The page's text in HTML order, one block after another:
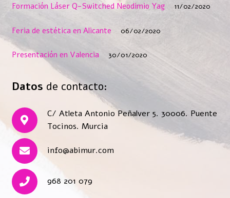
Formación Láser Q-Switched Neodimio Yag 11/02/2020
Feria de estética en Alicante 06/02/2020
Presentación en Valencia 30/01/2020
Datos de contacto:
C/ Atleta Antonio Peñalver 5. 30006. Puente
Tocinos. Murcia
info@abimur.com
968 201 079